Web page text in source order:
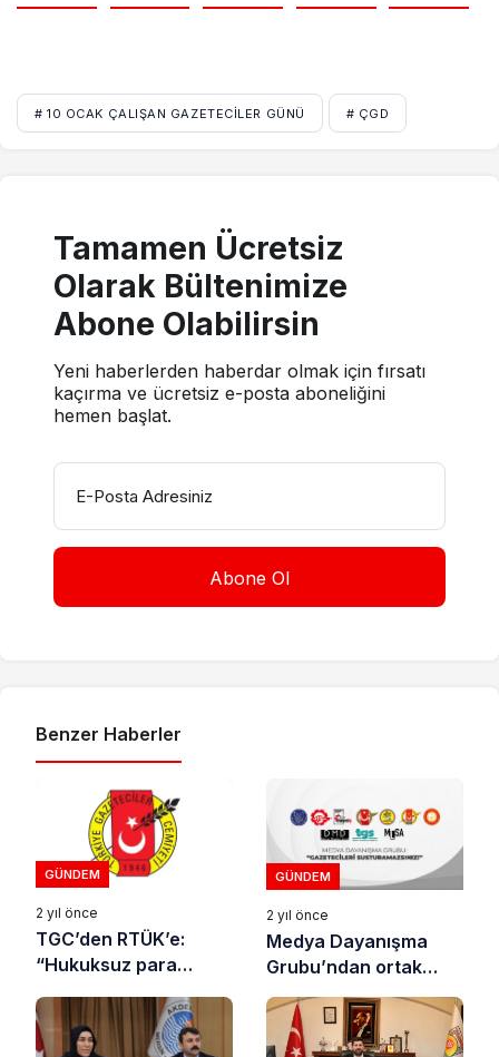
# 10 OCAK ÇALIŞAN GAZETECILER GÜNÜ # ÇGD
Tamamen Ücretsiz
Olarak Bültenimize
Abone Olabilirsin
Yeni haberlerden haberdar olmak için fırsatı
kaçırma ve ücretsiz e-posta aboneliğini
hemen başlat.
E-Posta Adresiniz
Benzer Haberler
GÜNDEM
2 yıl önce
TGC’den RTÜK’e:
“Hukuksuz para
vazgeçin”
GÜNDEM
2 yıl önce
Medya Dayanışma
Grubu’ndan ortak
açıklama:
“Gazetecilere yapılan
operasyon değil,